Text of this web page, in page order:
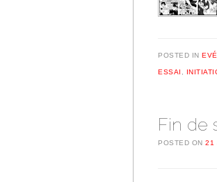
POSTED IN
ESSAI ,
Fin de
POSTED ON 21